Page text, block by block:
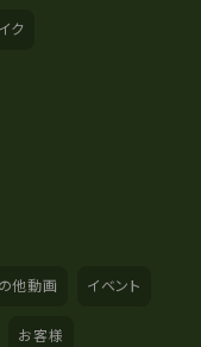
ク
他動画 イベント
お客様